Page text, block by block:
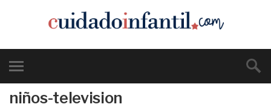
niños-television